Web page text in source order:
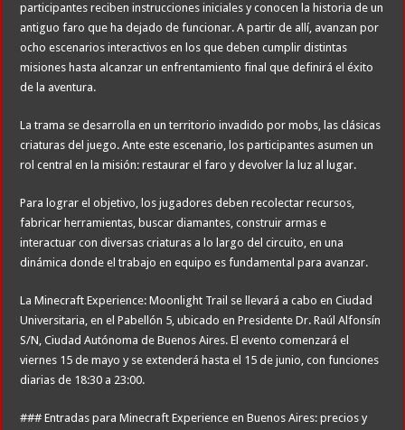
participantes reciben instrucciones iniciales y conocen la historia de un
antiguo faro que ha dejado de funcionar. A partir de allí, avanzan por
ocho escenarios interactivos en los que deben cumplir distintas
misiones hasta alcanzar un enfrentamiento final que definirá el éxito
de la aventura.
La trama se desarrolla en un territorio invadido por mobs, las clásicas
criaturas del juego. Ante este escenario, los participantes asumen un
rol central en la misión: restaurar el faro y devolver la luz al lugar.
Para lograr el objetivo, los jugadores deben recolectar recursos,
fabricar herramientas, buscar diamantes, construir armas e
interactuar con diversas criaturas a lo largo del circuito, en una
dinámica donde el trabajo en equipo es fundamental para avanzar.
La Minecraft Experience: Moonlight Trail se llevará a cabo en Ciudad
Universitaria, en el Pabellón 5, ubicado en Presidente Dr. Raúl Alfonsín
S/N, Ciudad Autónoma de Buenos Aires. El evento comenzará el
viernes 15 de mayo y se extenderá hasta el 15 de junio, con funciones
diarias de 18:30 a 23:00.
### Entradas para Minecraft Experience en Buenos Aires: precios y